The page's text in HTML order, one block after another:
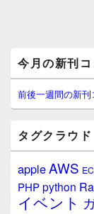
イ
ン
サ
イ
ウ
ィ
ジ
ェ
今月の新刊
前後一週間の新刊
タグクラウド
appleAWS
PHPpython
イベント